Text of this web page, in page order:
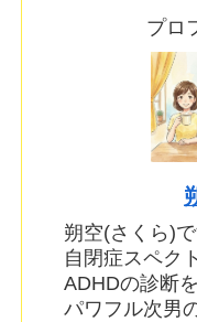
プロ
朔空(さくら)
自閉症スペク
ADHDの診断
パワフル次男